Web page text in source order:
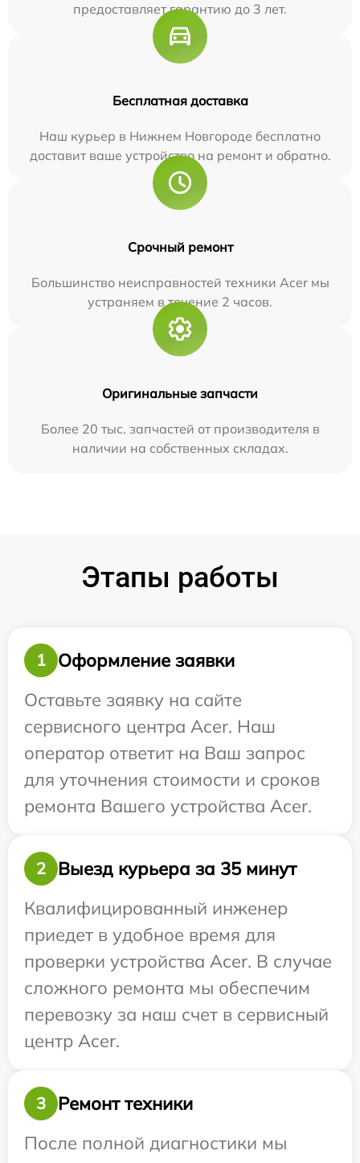
предоставляет гарантию до 3 лет.
Бесплатная доставка
Наш курьер в Нижнем Новгороде бесплатно
доставит ваше устройство на ремонт и обратно.
Срочный ремонт
Большинство неисправностей техники Acer мы
устраняем в течение 2 часов.
Оригинальные запчасти
Более 20 тыс. запчастей от производителя в
наличии на собственных складах.
Этапы работы
1
Оформление заявки
Оставьте заявку на сайте
сервисного центра Acer. Наш
оператор ответит на Ваш запрос
для уточнения стоимости и сроков
ремонта Вашего устройства Acer.
2
Выезд курьера за 35 минут
Квалифицированный инженер
приедет в удобное время для
проверки устройства Acer. В случае
сложного ремонта мы обеспечим
перевозку за наш счет в сервисный
центр Acer.
3
Ремонт техники
После полной диагностики мы